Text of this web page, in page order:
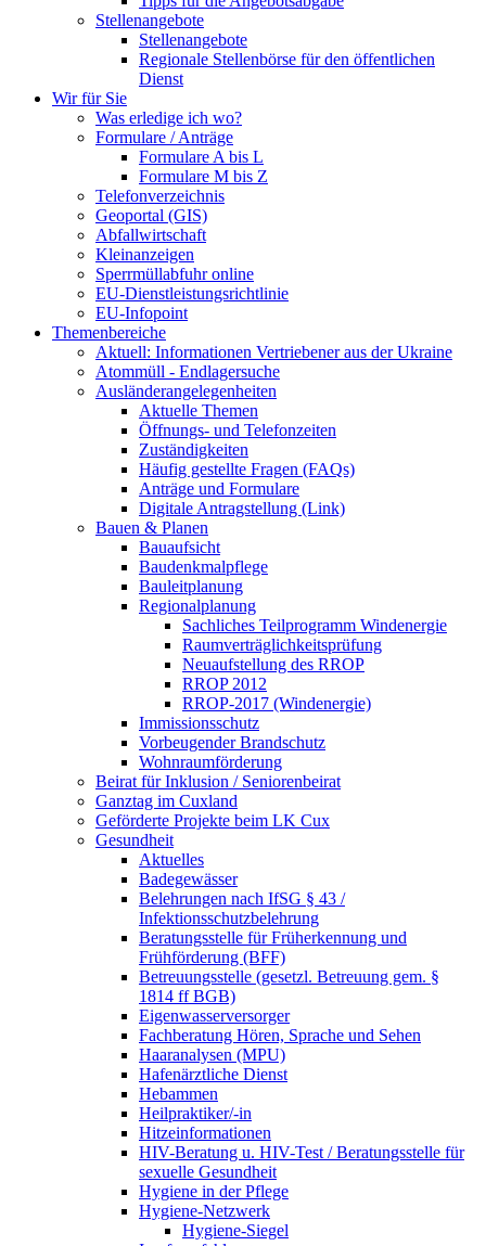
Stellenangebote
Stellenangebote
Regionale Stellenbörse für den öffentlichen
Dienst
Wir für Sie
Was erledige ich wo?
Formulare / Anträge
Formulare A bis L
Formulare M bis Z
Telefonverzeichnis
Geoportal (GIS)
Abfallwirtschaft
Kleinanzeigen
Sperrmüllabfuhr online
EU-Dienstleistungsrichtlinie
EU-Infopoint
Themenbereiche
Aktuell: Informationen Vertriebener aus der Ukraine
Atommüll - Endlagersuche
Ausländerangelegenheiten
Aktuelle Themen
Öffnungs- und Telefonzeiten
Zuständigkeiten
Häufig gestellte Fragen (FAQs)
Anträge und Formulare
Digitale Antragstellung (Link)
Bauen & Planen
Bauaufsicht
Baudenkmalpflege
Bauleitplanung
Regionalplanung
Sachliches Teilprogramm Windenergie
Raumverträglichkeitsprüfung
Neuaufstellung des RROP
RROP 2012
RROP-2017 (Windenergie)
Immissionsschutz
Vorbeugender Brandschutz
Wohnraumförderung
Beirat für Inklusion / Seniorenbeirat
Ganztag im Cuxland
Geförderte Projekte beim LK Cux
Gesundheit
Aktuelles
Badegewässer
Belehrungen nach IfSG § 43 /
Infektionsschutzbelehrung
Beratungsstelle für Früherkennung und
Frühförderung (BFF)
Betreuungsstelle (gesetzl. Betreuung gem. §
1814 ff BGB)
Eigenwasserversorger
Fachberatung Hören, Sprache und Sehen
Haaranalysen (MPU)
Hafenärztliche Dienst
Hebammen
Heilpraktiker/-in
Hitzeinformationen
HIV-Beratung u. HIV-Test / Beratungsstelle für
sexuelle Gesundheit
Hygiene in der Pflege
Hygiene-Netzwerk
Hygiene-Siegel